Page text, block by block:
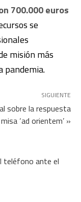
700.000 euros
se
misión más
pandemia.
SIGUIENTE
sobre la respuesta
‘ad orientem’ »
teléfono ante el